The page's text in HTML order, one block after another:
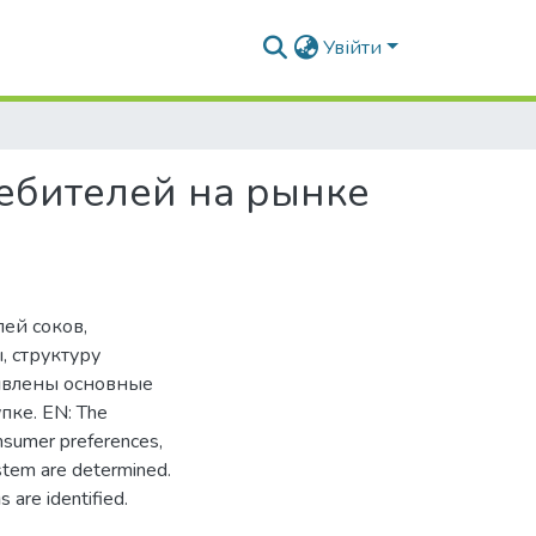
Увійти
на рынке
соков,
основные
EN: The
preferences,
are determined.
are identified.